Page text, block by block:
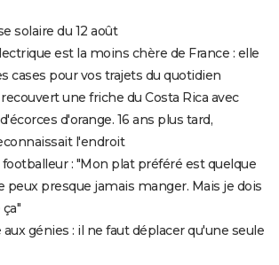
solaire du 12 août
est la moins chère de France : elle
cases pour vos trajets du quotidien
une friche du Costa Rica avec
d'orange. 16 ans plus tard,
l'endroit
footballeur : "Mon plat préféré est quelque
peux presque jamais manger. Mais je dois
génies : il ne faut déplacer qu'une seule